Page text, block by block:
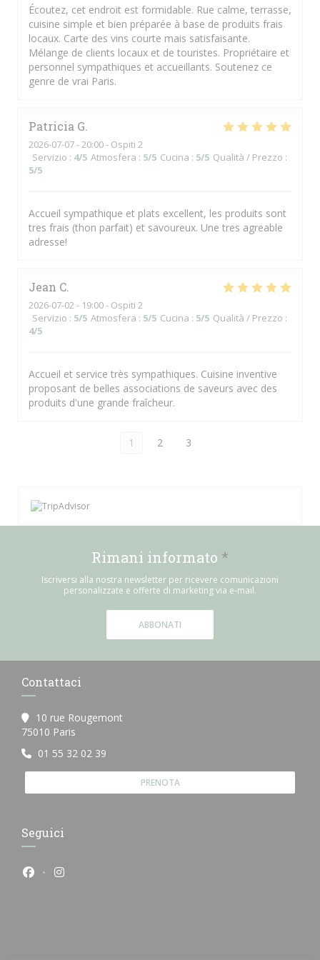
Écoutez, cet endroit est formidable. Rue calme, terrasse,
cuisine simple et bien préparée à base de produits frais
locaux. Carte des vins courte mais satisfaisante.
Mélange de clients locaux et de touristes. Propriétaire et
personnel sympathiques et accueillants. Soutenez ce
genre de vrai Paris.
Patricia G
2026-07-07- 20:00 - Ospiti 2
Servizio : 4/5 Atmosfera : 5/5 Cucina : 5/5 Qualità / Prezzo :
5/5
Accueil sympathique et plats excellent, les produits sont
tres frais (thon parfait) et savoureux. Une tres agreable
adresse!
Jean C
2026-07-02 - 19:00 - Ospiti 2
Servizio : 5/5 Atmosfera : 5/5 Cucina : 5/5 Qualità / Prezzo :
4/5
Accueil et service très sympathiques. Cuisine inventive
proposant de belles associations de saveurs avec des
produits d'une grande fraîcheur.
1 2 3
Rimani informato *
Iscriversi alla nostra newsletter per ricevere comunicazioni
personalizzate e offerte di marketing via e-mail.
ABBONATI
Contattaci
10 rue Rougemont
75010 Paris
01 55 32 02 39
PRENOTA
Seguici
Facebook ((apre una nuova finestra))
Instagram ((apre una nuova finestra))